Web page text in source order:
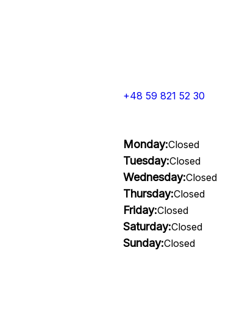
+48 59 821 52 30
Monday:Closed
Tuesday:Closed
Wednesday:Closed
Thursday:Closed
Friday:Closed
Saturday:Closed
Sunday:Closed